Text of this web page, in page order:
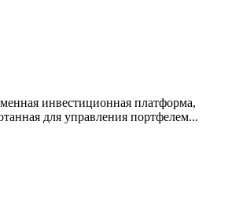
инвестиционная платформа,
для управления портфелем...